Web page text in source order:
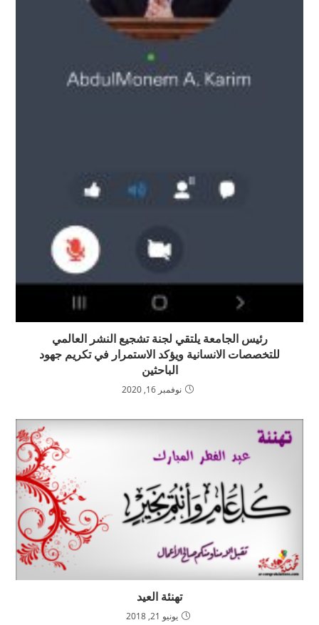
رئيس الجامعة يلتقي لجنة تشجيع النشر العالمي
للتخصصات الانسانية ويؤكد الاستمرار في تكريم جهود
الباحثين
نوفمبر 16, 2020
تهنئة العيد
يونيو 21, 2018